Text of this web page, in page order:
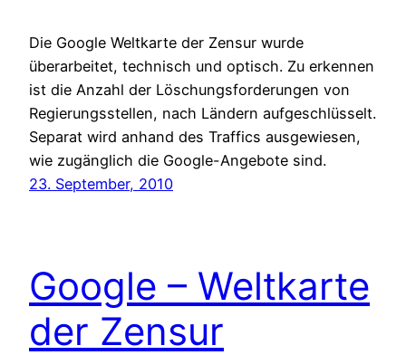
Die Google Weltkarte der Zensur wurde
überarbeitet, technisch und optisch. Zu erkennen
ist die Anzahl der Löschungsforderungen von
Regierungsstellen, nach Ländern aufgeschlüsselt.
Separat wird anhand des Traffics ausgewiesen,
wie zugänglich die Google-Angebote sind.
23. September, 2010
Google – Weltkarte
der Zensur